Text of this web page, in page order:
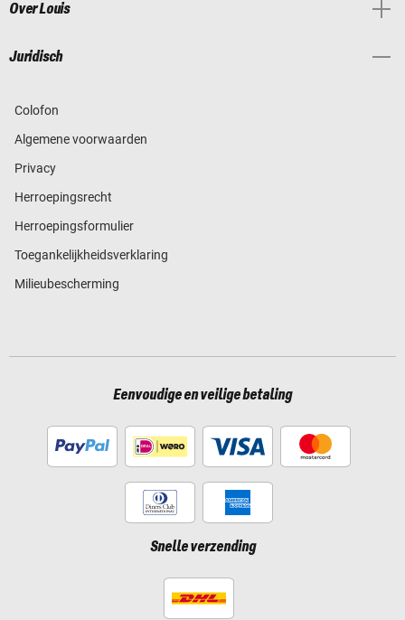
Over Louis
Juridisch
Colofon
Algemene voorwaarden
Privacy
Herroepingsrecht
Herroepingsformulier
Toegankelijkheidsverklaring
Milieubescherming
Eenvoudige en veilige betaling
Snelle verzending